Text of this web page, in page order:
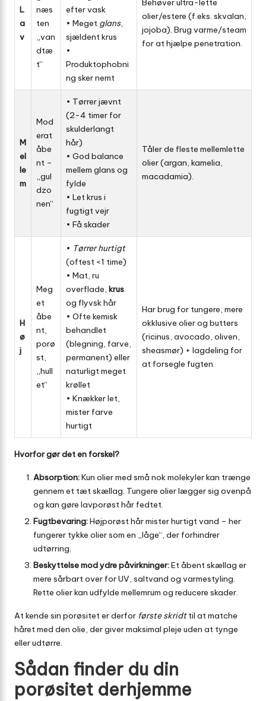
L
a
v
næs
ten
„van
dtæ
t“
efter vask
• Meget glans,
sjældent krus
•
Produktophobni
ng sker nemt
Behøver ultra-lette
olier/estere (f.eks. skvalan,
jojoba). Brug varme/steam
for at hjælpe penetration.
M
el
le
m
Mod
erat
åbe
nt –
„gul
dzo
nen“
• Tørrer jævnt
(2-4 timer for
skulderlangt
hår)
• God balance
mellem glans og
fylde
• Let krus i
fugtigt vejr
• Få skader
Tåler de fleste mellemlette
olier (argan, kamelia,
macadamia).
H
ø
j
Meg
et
åbe
nt,
porø
st,
„hull
et“
• Tørrer hurtigt
(oftest <1 time)
• Mat, ru
overflade, krus
og flyvsk hår
• Ofte kemisk
behandlet
(blegning, farve,
permanent) eller
naturligt meget
krøllet
• Knækker let,
mister farve
hurtigt
Har brug for tungere, mere
okklusive olier og butters
(ricinus, avocado, oliven,
sheasmør) + lagdeling for
at forsegle fugten.
Hvorfor gør det en forskel?
Absorption:Kun olier med små nok molekyler kan trænge
gennem et tæt skællag. Tungere olier lægger sig ovenpå
og kan gøre lavporøst hår fedtet.
Fugtbevaring:Højporøst hår mister hurtigt vand – her
fungerer tykke olier som en „låge“, der forhindrer
udtørring.
Beskyttelse mod ydre påvirkninger:Et åbent skællag er
mere sårbart over for UV, saltvand og varmestyling.
Rette olier kan udfylde mellemrum og reducere skader.
At kende sin porøsitet er derfor første skridttil at matche
håret med den olie, der giver maksimal pleje uden at tynge
eller udtørre.
Sådan finder du din
porøsitet derhjemme